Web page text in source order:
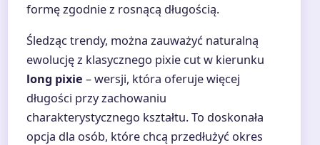
formę zgodnie z rosnącą długością.
Śledząc trendy, można zauważyć naturalną
ewolucję z klasycznego pixie cut w kierunku
long pixie – wersji, która oferuje więcej
długości przy zachowaniu
charakterystycznego kształtu. To doskonała
opcja dla osób, które chcą przedłużyć okres